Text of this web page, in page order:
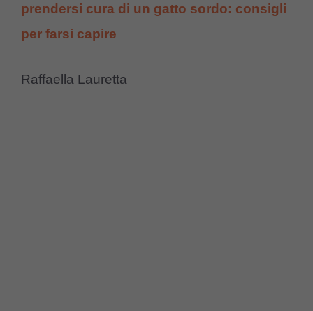
prendersi cura di un gatto sordo: consigli
per farsi capire
Raffaella Lauretta